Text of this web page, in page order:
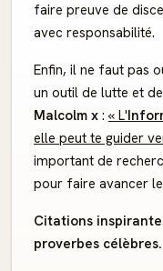
faire preuve de
avec responsabilité.
Enfin, il ne faut pas
un outil de lutte et
Malcolm x :« L'
elle peut te guider
important de
pour faire avancer
Citations
proverbes célèbres.